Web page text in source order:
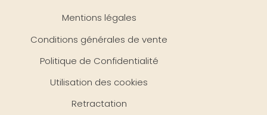
Mentions légales
Conditions générales de vente
Politique de Confidentialité
Utilisation des cookies
Retractation